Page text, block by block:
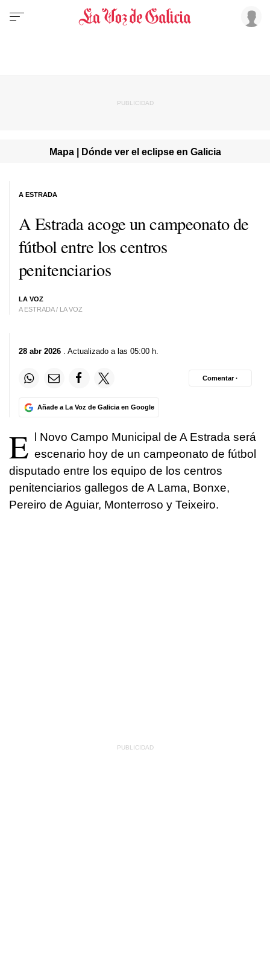
Mapa | Dónde ver el eclipse en Galicia
A Estrada acoge un campeonato de
fútbol entre los centros
penitenciarios
LA VOZ
A ESTRADA / LA VOZ
A ESTRADA
28 abr 2026 . Actualizado a las 05:00 h.
Añade a La Voz de Galicia en Google
Comentar ·
E
l Novo Campo Municipal de A Estrada será
escenario hoy de un campeonato de fútbol
disputado entre los equipo de los centros
penitenciarios gallegos de A Lama, Bonxe,
Pereiro de Aguiar, Monterroso y Teixeiro.